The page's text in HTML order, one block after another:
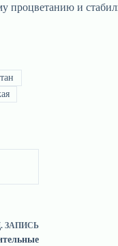
процветанию и
ЗАПИСЬ